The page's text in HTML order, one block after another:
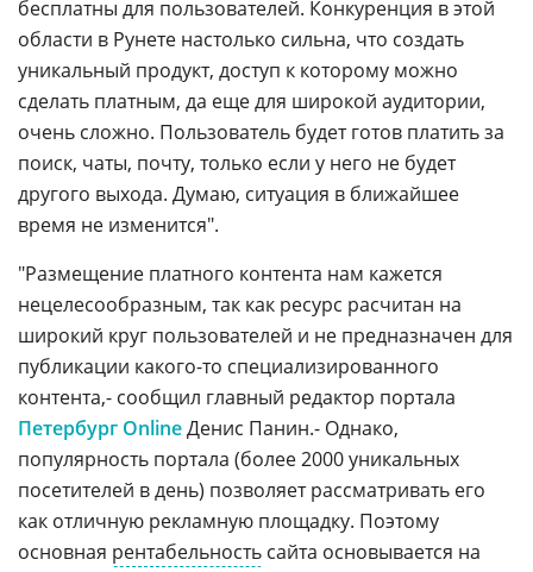
бесплатны для пользователей. Конкуренция в этой
области в Рунете настолько сильна, что создать
уникальный продукт, доступ к которому можно
сделать платным, да еще для широкой аудитории,
очень сложно. Пользователь будет готов платить за
поиск, чаты, почту, только если у него не будет
другого выхода. Думаю, ситуация в ближайшее
время не изменится".
"Размещение платного контента нам кажется
нецелесообразным, так как ресурс расчитан на
широкий круг пользователей и не предназначен для
публикации какого-то специализированного
контента,- сообщил главный редактор портала
Петербург OnlineДенис Панин.- Однако,
популярность портала (более 2000 уникальных
посетителей в день) позволяет рассматривать его
как отличную рекламную площадку. Поэтому
основная рентабельность сайта основывается на